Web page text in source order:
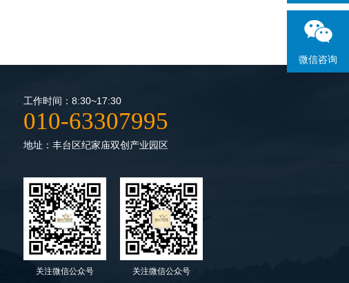
微信咨询
工作时间：8:30~17:30
010-63307995
地址：丰台区纪家庙双创产业园区
关注微信公众号 关注微信公众号